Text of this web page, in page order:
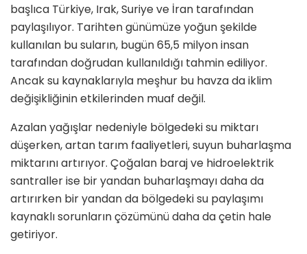
başlıca Türkiye, Irak,Suriyeve İran tarafından
paylaşılıyor. Tarihten günümüze yoğun şekilde
kullanılan bu suların, bugün65,5 milyon insan
tarafından doğrudan kullanıldığı tahmin ediliyor.
Ancak su kaynaklarıyla meşhur bu havza da iklim
değişikliğinin etkilerinden muaf değil.
Azalan yağışlar nedeniyle bölgedeki su miktarı
düşerken,artan tarım faaliyetleri, suyun buharlaşma
miktarını artırıyor. Çoğalan barajve hidroelektrik
santrallerise bir yandan buharlaşmayı daha da
artırırken bir yandan da bölgedeki su paylaşımı
kaynaklı sorunların çözümünü daha da çetin hale
getiriyor.